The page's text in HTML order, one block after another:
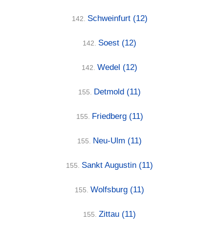
142. Schweinfurt (12)
142. Soest (12)
142. Wedel (12)
155. Detmold (11)
155. Friedberg (11)
155. Neu-Ulm (11)
155. Sankt Augustin (11)
155. Wolfsburg (11)
155. Zittau (11)